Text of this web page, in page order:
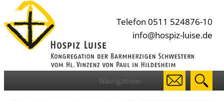
Navigation
Telefon 0511 524876-10
info@hospiz-luise.de